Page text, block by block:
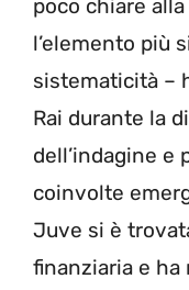
poco chiare
l’elemento più
sistematicità –
Rai durante la
dell’indagine e
coinvolte
Juve si è
finanziaria e